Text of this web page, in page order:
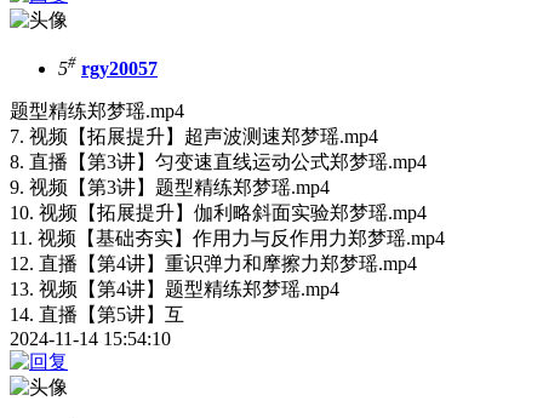
5# rgy20057
题型精练郑梦瑶.mp4
7. 视频【拓展提升】超声波测速郑梦瑶.mp4
8. 直播【第3讲】匀变速直线运动公式郑梦瑶.mp4
9. 视频【第3讲】题型精练郑梦瑶.mp4
10. 视频【拓展提升】伽利略斜面实验郑梦瑶.mp4
11. 视频【基础夯实】作用力与反作用力郑梦瑶.mp4
12. 直播【第4讲】重识弹力和摩擦力郑梦瑶.mp4
13. 视频【第4讲】题型精练郑梦瑶.mp4
14. 直播【第5讲】互
2024-11-14 15:54:10